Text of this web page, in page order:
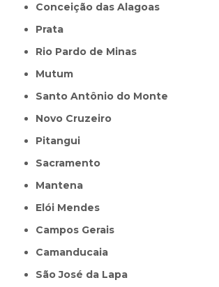
Conceição das Alagoas
Prata
Rio Pardo de Minas
Mutum
Santo Antônio do Monte
Novo Cruzeiro
Pitangui
Sacramento
Mantena
Elói Mendes
Campos Gerais
Camanducaia
São José da Lapa